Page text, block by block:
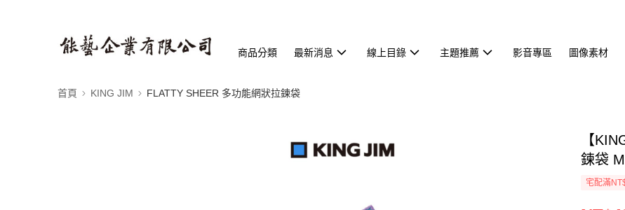
商品分類 最新消息 線上目錄 主題推薦 影音專區 圖像素材
首頁 KING JIM FLATTY SHEER 多功能網狀拉鍊袋
【
鍊袋
宅配滿